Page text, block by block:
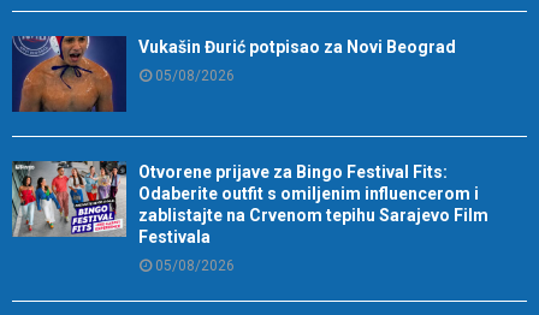
Vukašin Đurić potpisao za Novi Beograd
05/08/2026
Otvorene prijave za Bingo Festival Fits:
Odaberite outfit s omiljenim influencerom i
zablistajte na Crvenom tepihu Sarajevo Film
Festivala
05/08/2026